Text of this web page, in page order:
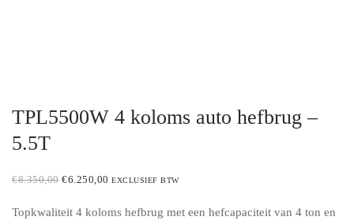
TPL5500W 4 koloms auto hefbrug –
5.5T
€8.350,00 ORIGINAL
WAS:
€6.250,00 CURRENT
IS:
EXCLUSIEF BTW
Topkwaliteit 4 koloms hefbrug met een hefcapaciteit van 4 ton en